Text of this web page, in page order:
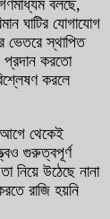
বলছে,
ঘাটির যোগাযোগ
ভেতরে স্থাপিত
প্রদান করতো
করলে
আগে থেকেই
গুরুত্বপূর্ণ
নিয়ে উঠেছে নানা
রাজি হয়নি